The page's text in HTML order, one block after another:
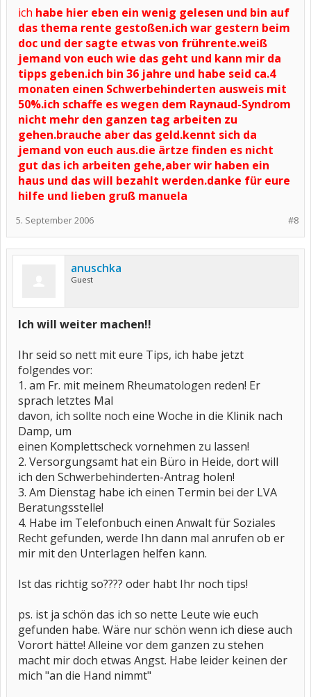
ich habe hier eben ein wenig gelesen und bin auf
das thema rente gestoßen.ich war gestern beim
doc und der sagte etwas von frührente.weiß
jemand von euch wie das geht und kann mir da
tipps geben.ich bin 36 jahre und habe seid ca.4
monaten einen Schwerbehinderten ausweis mit
50%.ich schaffe es wegen dem Raynaud-Syndrom
nicht mehr den ganzen tag arbeiten zu
gehen.brauche aber das geld.kennt sich da
jemand von euch aus.die ärtze finden es nicht
gut das ich arbeiten gehe,aber wir haben ein
haus und das will bezahlt werden.danke für eure
hilfe und lieben gruß manuela
#8
5. September 2006
anuschka
Guest
Ich will weiter machen!!
Ihr seid so nett mit eure Tips, ich habe jetzt
folgendes vor:
1. am Fr. mit meinem Rheumatologen reden! Er
sprach letztes Mal
davon, ich sollte noch eine Woche in die Klinik nach
Damp, um
einen Komplettscheck vornehmen zu lassen!
2. Versorgungsamt hat ein Büro in Heide, dort will
ich den Schwerbehinderten-Antrag holen!
3. Am Dienstag habe ich einen Termin bei der LVA
Beratungsstelle!
4. Habe im Telefonbuch einen Anwalt für Soziales
Recht gefunden, werde Ihn dann mal anrufen ob er
mir mit den Unterlagen helfen kann.
Ist das richtig so???? oder habt Ihr noch tips!
ps. ist ja schön das ich so nette Leute wie euch
gefunden habe. Wäre nur schön wenn ich diese auch
Vorort hätte! Alleine vor dem ganzen zu stehen
macht mir doch etwas Angst. Habe leider keinen der
mich "an die Hand nimmt"